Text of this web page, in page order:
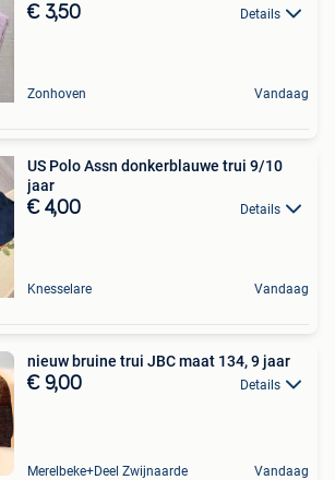
€ 3,50 Details
Zonhoven Vandaag
US Polo Assn donkerblauwe trui 9/10
jaar
€ 4,00 Details
Knesselare Vandaag
nieuw bruine trui JBC maat 134, 9 jaar
€ 9,00 Details
Merelbeke+Deel Zwijnaarde Vandaag